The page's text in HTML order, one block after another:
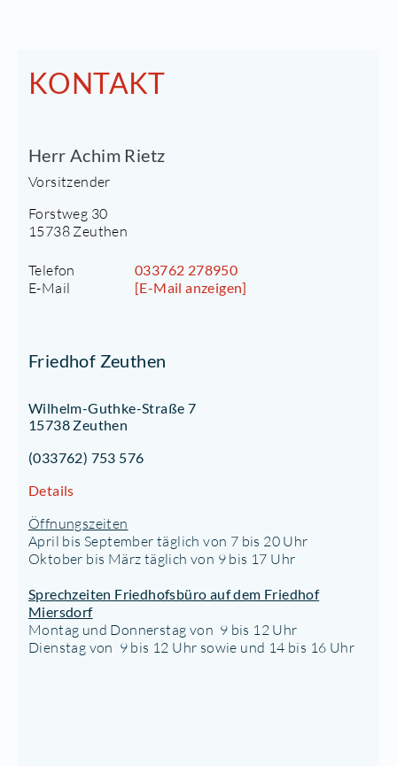
KONTAKT
Herr Achim Rietz
Vorsitzender
Forstweg 30
15738 Zeuthen
Telefon 033762 278950
E-Mail [E-Mail anzeigen]
Friedhof Zeuthen
Wilhelm-Guthke-Straße 7
15738 Zeuthen
(033762) 753 576
Details
Öffnungszeiten
April bis September täglich von 7 bis 20 Uhr
Oktober bis März täglich von 9 bis 17 Uhr
Sprechzeiten Friedhofsbüro auf dem Friedhof
Miersdorf
Montag und Donnerstag von 9 bis 12 Uhr
Dienstag von 9 bis 12 Uhr sowie und 14 bis 16 Uhr